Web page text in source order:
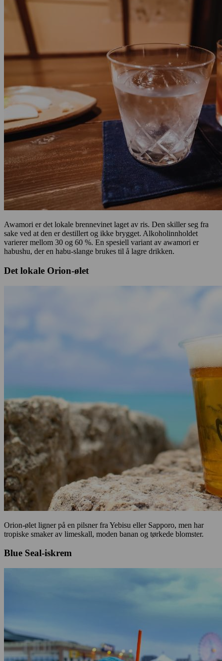
Awamori er det lokale brennevinet laget av ris. Den skiller seg fra
sake ved at den er destillert og ikke brygget. Alkoholinnholdet
varierer mellom 30 og 60 %. En spesiell variant av awamori er
habushu, der en habu-slange brukes til å lagre drikken.
Det lokale Orion-ølet
Orion-ølet ligner på en pilsner fra Yebisu eller Sapporo, men har
tropiske smaker av limeskall, moden banan og tørkede blomster.
Blue Seal-iskrem